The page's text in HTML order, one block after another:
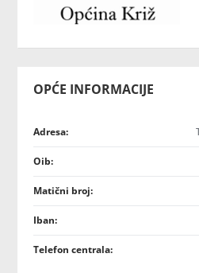
OPĆE INFORMACIJE
Adresa:
Oib:
Matični broj:
Iban:
Telefon centrala: